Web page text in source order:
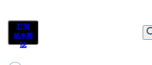
訂閱
紙本雜
誌